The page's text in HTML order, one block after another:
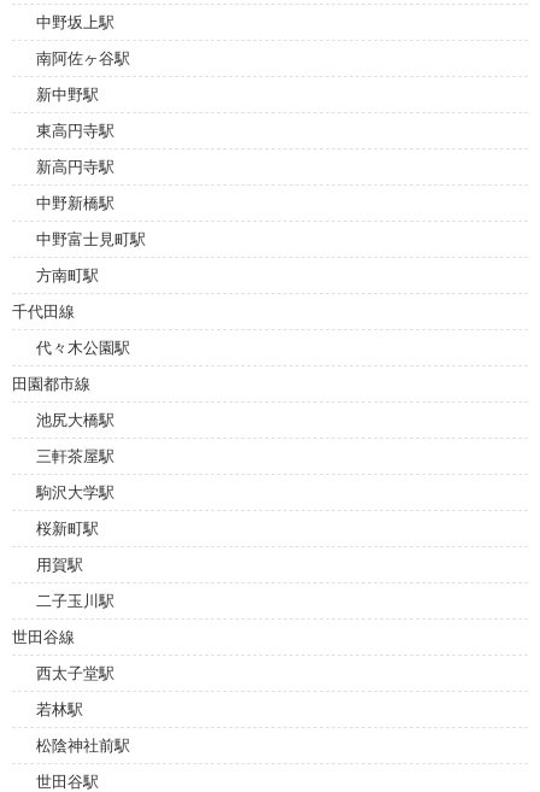
中野坂上駅
南阿佐ヶ谷駅
新中野駅
東高円寺駅
新高円寺駅
中野新橋駅
中野富士見町駅
方南町駅
千代田線
代々木公園駅
田園都市線
池尻大橋駅
三軒茶屋駅
駒沢大学駅
桜新町駅
用賀駅
二子玉川駅
世田谷線
西太子堂駅
若林駅
松陰神社前駅
世田谷駅